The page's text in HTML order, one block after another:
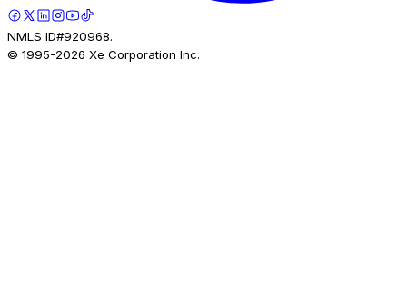
NMLS ID#920968.
© 1995-2026 Xe Corporation Inc.